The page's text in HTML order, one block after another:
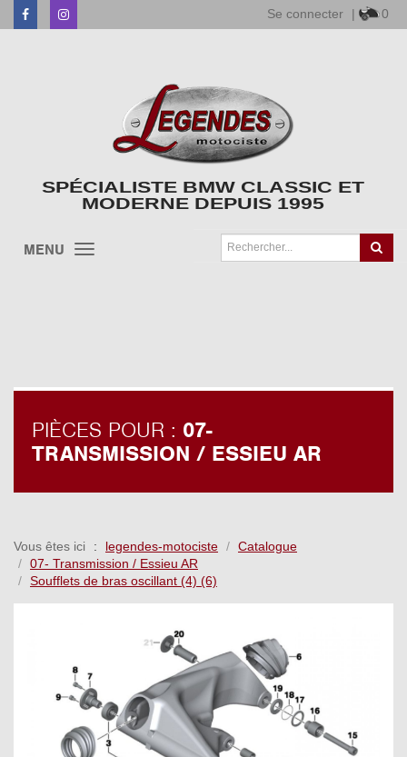
FacebookInstagram Se connecter | 0
SPÉCIALISTE BMW CLASSIC ET
MODERNE DEPUIS 1995
MENU
PIÈCES POUR : 07-
TRANSMISSION / ESSIEU AR
Vous êtes ici legendes-motociste
Catalogue
07- Transmission / Essieu AR
Soufflets de bras oscillant (4) (6)